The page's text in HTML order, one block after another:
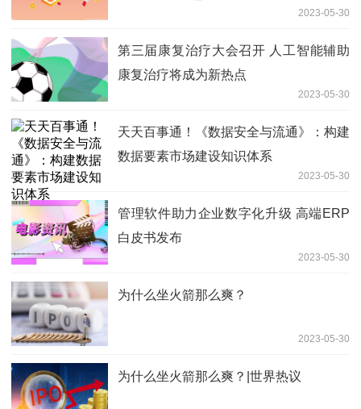
2023-05-30
第三届康复治疗大会召开 人工智能辅助
康复治疗将成为新热点
2023-05-30
天天百事通！《数据安全与流通》：构建
数据要素市场建设知识体系
2023-05-30
管理软件助力企业数字化升级 高端ERP
白皮书发布
2023-05-30
为什么坐火箭那么爽？
2023-05-30
为什么坐火箭那么爽？|世界热议